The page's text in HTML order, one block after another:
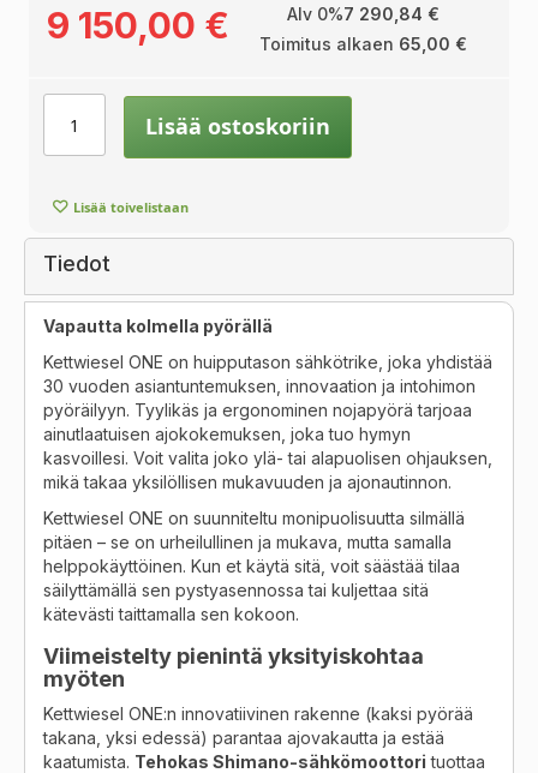
9 150,00 € Alv 0%7 290,84 €
Toimitus alkaen 65,00 €
Lisää ostoskoriin
Lisää toivelistaan
Tiedot
Vapautta kolmella pyörällä
Kettwiesel ONE on huipputason sähkötrike, joka yhdistää
30 vuoden asiantuntemuksen, innovaation ja intohimon
pyöräilyyn. Tyylikäs ja ergonominen nojapyörä tarjoaa
ainutlaatuisen ajokokemuksen, joka tuo hymyn
kasvoillesi. Voit valita joko ylä- tai alapuolisen ohjauksen,
mikä takaa yksilöllisen mukavuuden ja ajonautinnon.
Kettwiesel ONE on suunniteltu monipuolisuutta silmällä
pitäen – se on urheilullinen ja mukava, mutta samalla
helppokäyttöinen. Kun et käytä sitä, voit säästää tilaa
säilyttämällä sen pystyasennossa tai kuljettaa sitä
kätevästi taittamalla sen kokoon.
Viimeistelty pienintä yksityiskohtaa
myöten
Kettwiesel ONE:n innovatiivinen rakenne (kaksi pyörää
takana, yksi edessä) parantaa ajovakautta ja estää
kaatumista. Tehokas Shimano-sähkömoottori tuottaa